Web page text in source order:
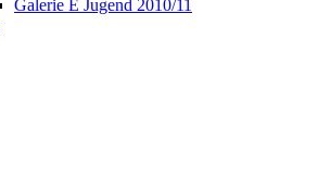
Galerie E Jugend 2010/11